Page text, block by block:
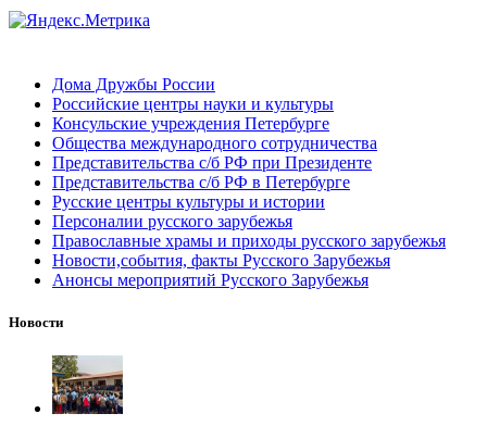
Дома Дружбы России
Российские центры науки и культуры
Консульские учреждения Петербурге
Общества международного сотрудничества
Представительства с/б РФ при Президенте
Представительства с/б РФ в Петербурге
Русские центры культуры и истории
Персоналии русского зарубежья
Православные храмы и приходы русского зарубежья
Новости,события, факты Русского Зарубежья
Анонсы мероприятий Русского Зарубежья
Новости